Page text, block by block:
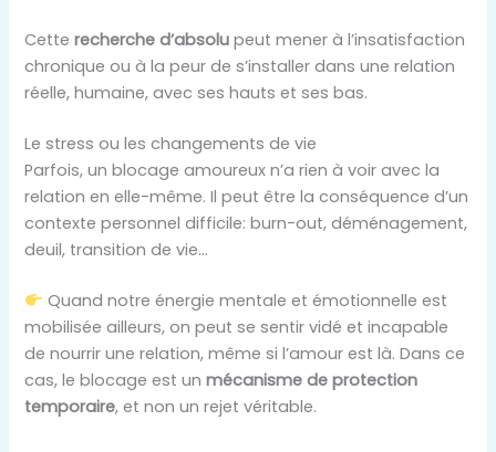
Cetterecherche d’absolu peut mener à l’insatisfaction
chronique ou à la peur de s’installer dans une relation
réelle, humaine, avec ses hauts et ses bas.
Le stress ou les changements de vie
Parfois, un blocage amoureux n’a rien à voir avec la
relation en elle-même. Il peut être la conséquence d’un
contexte personnel difficile: burn-out, déménagement,
deuil, transition de vie…
Quand notre énergie mentale et émotionnelle est
mobilisée ailleurs, on peut se sentir vidé et incapable
de nourrir une relation, même si l’amour est là. Dans ce
cas, le blocage est unmécanisme de protection
temporaire, et non un rejet véritable.